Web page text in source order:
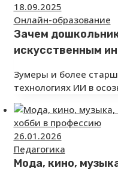
18.09.2025
Онлайн-образование
Зачем
искусственным
Зумеры и более
технологиях ИИ в
26.01.2026
Педагогика
Мода, кино,